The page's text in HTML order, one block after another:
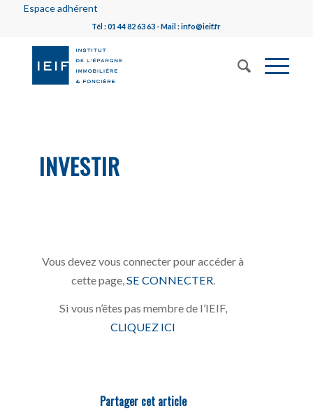
Espace adhérent
Tél : 01 44 82 63 63 - Mail : info@ieif.fr
INVESTIR
Vous devez vous connecter pour accéder à
cette page, SE CONNECTER
Si vous n’êtes pas membre de l’IEIF,
CLIQUEZ ICI
Partager cet article